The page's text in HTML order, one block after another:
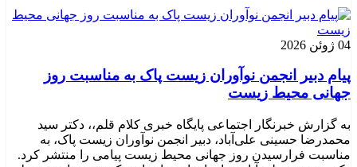
04 ژوئن 2026
پیام دبیر انجمن نوآوران زیست پاک به مناسبت روز
جهانی محیط زیست
به گزارش خبرنگار اجتماعی پایگاه خبری کلام قلم،، دکتر سید
محمدرضا حسینی علی‌آباد، دبیر انجمن نوآوران زیست پاک، به
مناسبت فرارسیدن روز جهانی محیط زیست پیامی را منتشر کرد.